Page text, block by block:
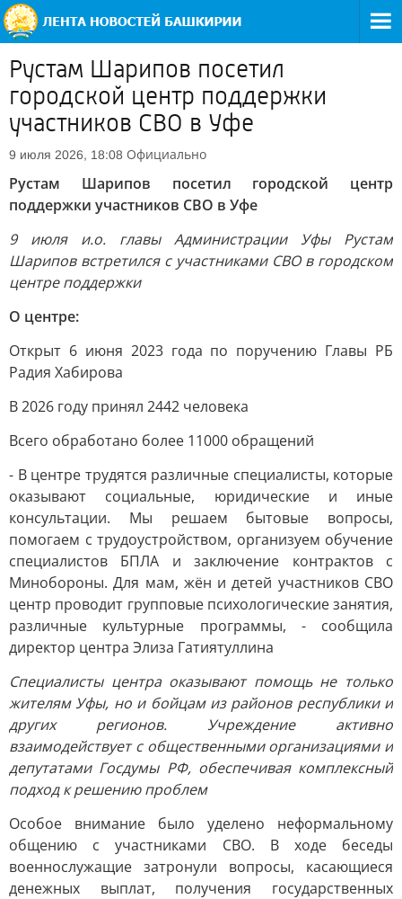
Рустам Шарипов посетил
городской центр поддержки
участников СВО в Уфе
9 июля 2026, 18:08 Официально
Рустам Шарипов посетил городской центр
поддержки участников СВО в Уфе
9 июля и.о. главы Администрации Уфы Рустам
Шарипов встретился с участниками СВО в городском
центре поддержки
О центре:
Открыт 6 июня 2023 года по поручению Главы РБ
Радия Хабирова
В 2026 году принял 2442 человека
Всего обработано более 11000 обращений
- В центре трудятся различные специалисты, которые
оказывают социальные, юридические и иные
консультации. Мы решаем бытовые вопросы,
помогаем с трудоустройством, организуем обучение
специалистов БПЛА и заключение контрактов с
Минобороны. Для мам, жён и детей участников СВО
центр проводит групповые психологические занятия,
различные культурные программы, - сообщила
директор центра Элиза Гатиятуллина
Специалисты центра оказывают помощь не только
жителям Уфы, но и бойцам из районов республики и
других регионов. Учреждение активно
взаимодействует с общественными организациями и
депутатами Госдумы РФ, обеспечивая комплексный
подход к решению проблем
Особое внимание было уделено неформальному
общению с участниками СВО. В ходе беседы
военнослужащие затронули вопросы, касающиеся
денежных выплат, получения государственных